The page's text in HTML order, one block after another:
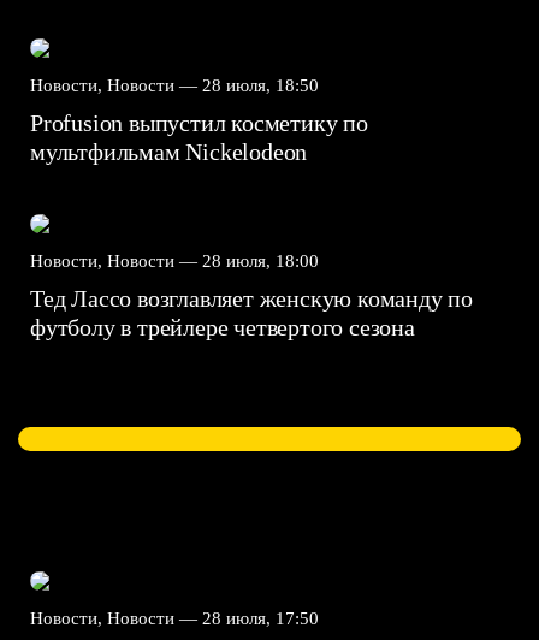
Новости, Новости — 28 июля, 18:50
Profusion выпустил косметику по
мультфильмам Nickelodeon
Новости, Новости — 28 июля, 18:00
Тед Лассо возглавляет женскую команду по
футболу в трейлере четвертого сезона
Новости, Новости — 28 июля, 17:50